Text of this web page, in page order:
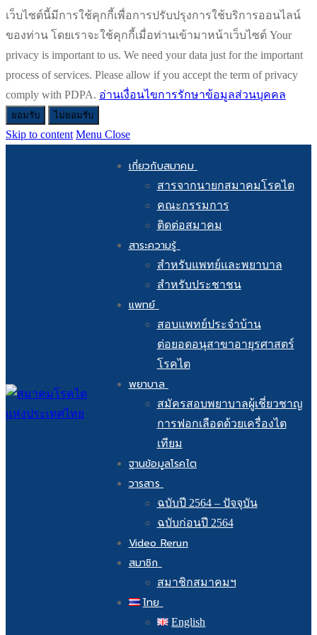
เว็บไซต์นี้มีการใช้คุกกี้เพื่อการปรับปรุงการใช้บริการออนไลน์
ของท่าน โดยเราจะใช้คุกกี้เมื่อท่านเข้ามาหน้าเว็บไซต์ Your
privacy is important to us. We need your data just for the important
process of services. Please allow if you accept the term of privacy
comply with PDPA. อ่านเงื่อนไขการรักษาข้อมูลส่วนบุคคล
ยอมรับ ไม่ยอมรับ
Skip to content Menu Close
เกี่ยวกับสมาคม
สารจากนายกสมาคมโรคไต
คณะกรรมการ
ติดต่อสมาคม
สาระความรู้
สำหรับแพทย์และพยาบาล
สำหรับประชาชน
แพทย์
สอบแพทย์ประจำบ้าน
ต่อยอดอนุสาขาอายุรศาสตร์
โรคไต
พยาบาล
สมัครสอบพยาบาลผู้เชี่ยวชาญ
การฟอกเลือดด้วยเครื่องไต
เทียม
ฐานข้อมูลโรคไต
วารสาร
ฉบับปี 2564 – ปัจจุบัน
ฉบับก่อนปี 2564
Video Rerun
สมาชิก
สมาชิกสมาคมฯ
ไทย
English